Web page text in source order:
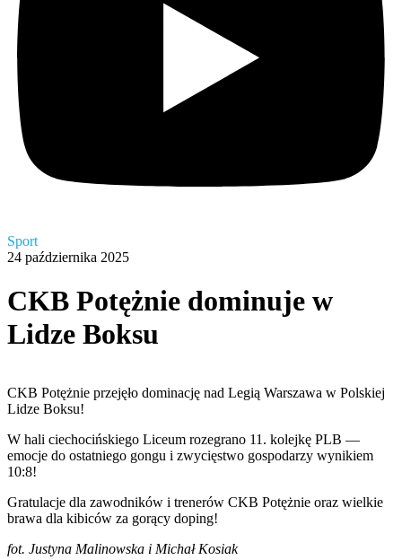
Sport
24 października 2025
CKB Potężnie dominuje w
Lidze Boksu
CKB Potężnie przejęło dominację nad Legią Warszawa w Polskiej
Lidze Boksu!
W hali ciechocińskiego Liceum rozegrano 11. kolejkę PLB —
emocje do ostatniego gongu i zwycięstwo gospodarzy wynikiem
10:8!
Gratulacje dla zawodników i trenerów CKB Potężnie oraz wielkie
brawa dla kibiców za gorący doping!
fot. Justyna Malinowska i Michał Kosiak